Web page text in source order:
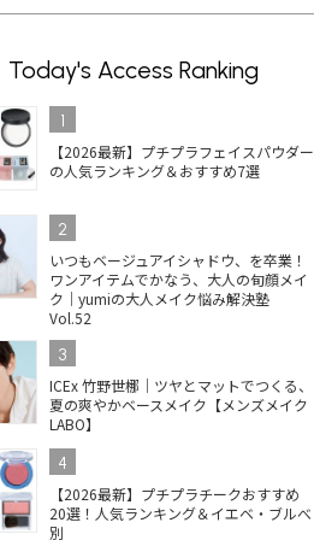
Today's Access Ranking
1
【2026最新】プチプラフェイスパウダー
の人気ランキング＆おすすめ7選
2
いつもベージュアイシャドウ、を卒業！
ワンアイテムでかなう、大人の旬顔メイ
ク｜yumiの大人メイク悩み解決塾
Vol.52
3
ICEx 竹野世梛｜ツヤとマットでつくる、
夏の爽やかベースメイク【メンズメイク
LABO】
4
【2026最新】プチプラチークおすすめ
20選！人気ランキング＆イエベ・ブルべ
別